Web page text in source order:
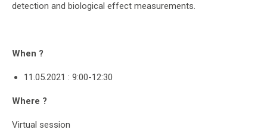
detection and biological effect measurements.
When ?
11.05.2021 : 9:00-12:30
Where ?
Virtual session